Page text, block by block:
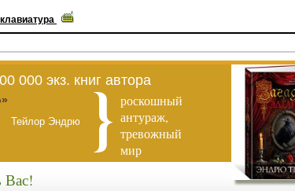
000 экз. книг автора
Тейлор Эндрю
роскошный
антураж,
тревожный
мир
Вас!